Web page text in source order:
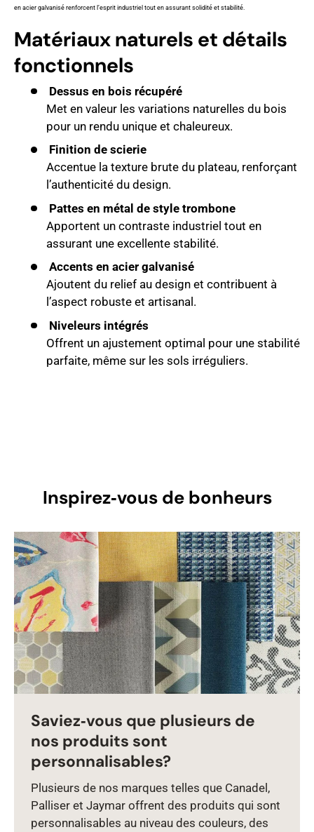
en acier galvanisé renforcent l’esprit industriel tout en assurant solidité et stabilité.
Matériaux naturels et détails
fonctionnels
Dessus en bois récupéré
Met en valeur les variations naturelles du bois
pour un rendu unique et chaleureux.
Finition de scierie
Accentue la texture brute du plateau, renforçant
l’authenticité du design.
Pattes en métal de style trombone
Apportent un contraste industriel tout en
assurant une excellente stabilité.
Accents en acier galvanisé
Ajoutent du relief au design et contribuent à
l’aspect robuste et artisanal.
Niveleurs intégrés
Offrent un ajustement optimal pour une stabilité
parfaite, même sur les sols irréguliers.
Inspirez‑vous de bonheurs
Saviez‑vous que plusieurs de
nos produits sont
personnalisables?
Plusieurs de nos marques telles que Canadel,
Palliser et Jaymar offrent des produits qui sont
personnalisables au niveau des couleurs, des